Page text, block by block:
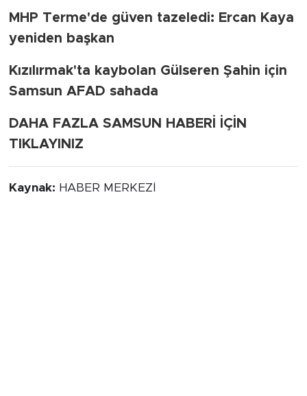
MHP Terme'de güven tazeledi: Ercan Kaya
yeniden başkan
Kızılırmak'ta kaybolan Gülseren Şahin için
Samsun AFAD sahada
DAHA FAZLA SAMSUN HABERİ İÇİN
TIKLAYINIZ
Kaynak: HABER MERKEZİ